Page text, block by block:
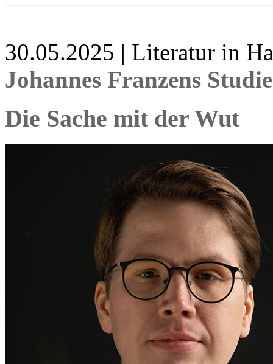
30.05.2025 | Literatur in
Johannes Franzens
Die Sache mit der Wut